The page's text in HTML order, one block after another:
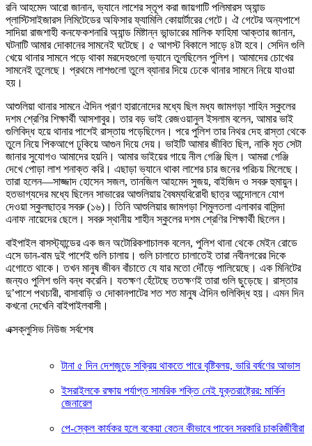
রনি আহমেদ আরো জানান, ভ্যানে লাশের স্তূপ করা জায়গাটি পলিমারস অ্যান্ড
প্লাস্টিসাইজারস লিমিটেডের অফিসার ফ্যামিলি কোয়ার্টারের গেটে। ঐ গেটের অন্যপাশে
সাদিয়া রাজশাহী কনফেকশনারি অ্যান্ড মিষ্টান্ন ভান্ডারের মালিক ফাহিমা আক্তার জানান,
ঘটনাটি আমার দোকানের সামনেই ঘটেছে। ৫ আগস্ট বিকালে সাড়ে ৪টা হবে। সেদিন গুলি
খেয়ে থানার সামনে পড়ে থাকা মরদেহগুলো ভ্যানে তুলছিলেন পুলিশ। আমাদের চোখের
সামনেই তুলেছে। প্রথমে লাশগুলো তুলে ব্যানার দিয়ে ঢেকে থানার সামনে নিয়ে যাওয়া
হয়।
আশুলিয়া থানার সামনে ঐদিন প্রাণ হারানোদের মধ্যে ছিল মধ্য জামগড়া শাহিন স্কুলের
দশম শ্রেণির শিক্ষার্থী আসশাবুর। তার বড় ভাই রেজওয়ানুল ইসলাম বলেন, আমার ভাই
গুলিবিদ্ধ হয়ে থানার পাশেই রাস্তায় পড়েছিলেন। পরে পুলিশ তার নিথর দেহ রাস্তা থেকে
তুলে নিয়ে পিকআপে ঢুকিয়ে আগুন দিয়ে দেয়। ভাইটি আমার জীবিত ছিল, নাকি মৃত সেটা
জানার সুযোগও আমাদের হয়নি। আমার ভাইয়ের গায়ে নীল গেঞ্জি ছিল। আমরা গেঞ্জি
দেখে পোড়া লাশ শনাক্ত করি। এছাড়া ভ্যানে থাকা লাশের চার জনের পরিচয় মিলেছে।
তারা হলেন—সাজ্জাদ হোসেন সজল, তানজিল আহমেদ সুজয়, বাইজিদ ও সবরু হুমায়ুন।
হতভাগ্যদের মধ্যে ছিলেন সাভারের আশুলিয়ায় বৈষম্যবিরোধী ছাত্র আন্দোলনে যোগ
দেওয়া স্কুলছাত্র সবরু (১৬)। তিনি আশুলিয়ার জামগড়া শিমুলতলা এলাকার বাসিন্দা
এনাফ নায়েদের ছেলে। সবরু স্থানীয় শাহীন স্কুলের দশম শ্রেণির শিক্ষার্থী ছিলেন।
বাইপাইল বাসস্ট্যান্ডের এক জন অটোরিকশাচালক বলেন, পুলিশ থানা থেকে মেইন রোডে
এসে ডান-বাম দুই পাশেই গুলি চালায়। গুলি চালাতে চালাতেই তারা নবীনগরের দিকে
এগোতে থাকে। তখন মানুষ জীবন বাঁচাতে যে যার মতো দৌঁড়ে পালিয়েছে। এক মিনিটের
জন্যও পুলিশ গুলি বন্ধ করেনি। যতক্ষণ হেঁটেছে ততক্ষণই তারা গুলি ছুড়েছে। রাস্তার
দু’পাশে পথচারী, বাসাবাড়ি ও দোকানপাটের শত শত মানুষ ঐদিন গুলিবিদ্ধ হয়। এমন দিন
কখনো দেখেনি বাইপাইলবাসী।
এক্সক্লুসিভ নিউজ সর্বশেষ
টানা ৫ দিন দেশজুড়ে সক্রিয় থাকতে পারে বৃষ্টিবলয়, ভারি বর্ষণের আভাস
ইসরাইলকে রক্ষায় পর্যাপ্ত সামরিক শক্তি নেই যুক্তরাষ্ট্রের: মার্কিন
জেনারেল
পে-স্কেল কার্যকর হলে বকেয়া বেতন কীভাবে পাবেন সরকারি চাকরিজীবীরা